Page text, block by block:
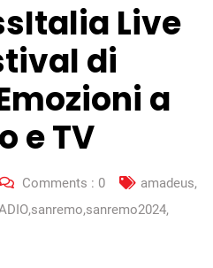
Live
di
a
e TV
Comments : 0 amadeus,
,sanremo,sanremo2024,